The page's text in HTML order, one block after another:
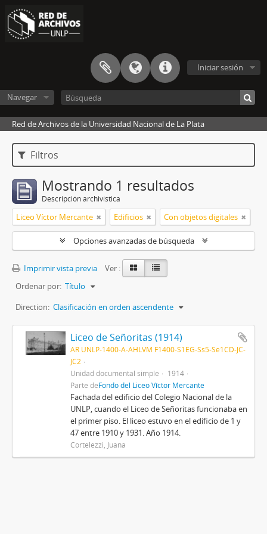
Iniciar sesión
Navegar
Red de Archivos de la Universidad Nacional de La Plata
Filtros
Mostrando 1 resultados
Descripción archivística
Liceo Víctor Mercante Edificios Con objetos digitales
Opciones avanzadas de búsqueda
Imprimir vista previa
Ver :
Ordenar por: Título
Direction: Clasificación en orden ascendente
Liceo de Señoritas (1914)
AR UNLP-1400-A-AHLVM F1400-S1EG-Ss5-Se1CD-JC-
JC2
Unidad documental simple
1914
Parte deFondo del Liceo Víctor Mercante
Fachada del edificio del Colegio Nacional de la
UNLP, cuando el Liceo de Señoritas funcionaba en
el primer piso. El liceo estuvo en el edificio de 1 y
47 entre 1910 y 1931. Año 1914.
Cortelezzi, Juana